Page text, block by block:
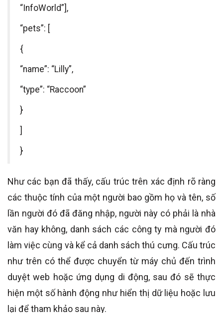
“InfoWorld”],
“pets”: [
{
“name”: “Lilly”,
“type”: “Raccoon”
}
}
Như các bạn đã thấy, cấu trúc trên xác định rõ ràng
các thuộc tính của một người bao gồm họ và tên, số
lần người đó đã đăng nhập, người này có phải là nhà
văn hay không, danh sách các công ty mà người đó
làm việc cùng và kể cả danh sách thú cưng. Cấu trúc
như trên có thể được chuyển từ máy chủ đến trình
duyệt web hoặc ứng dụng di động, sau đó sẽ thực
hiện một số hành động như hiển thị dữ liệu hoặc lưu
lại để tham khảo sau này.